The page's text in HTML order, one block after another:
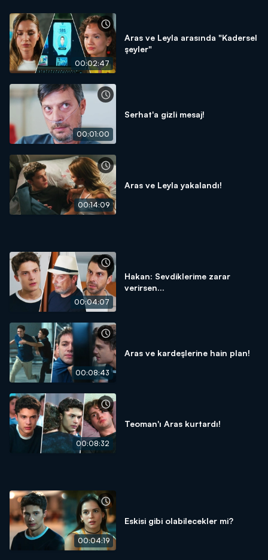
00:02:47
Aras ve Leyla arasında "Kadersel
şeyler"
00:01:00
Serhat'a gizli mesaj!
00:14:09
Aras ve Leyla yakalandı!
00:04:07
Hakan: Sevdiklerime zarar
verirsen...
00:08:43
Aras ve kardeşlerine hain plan!
00:08:32
Teoman'ı Aras kurtardı!
00:04:19
Eskisi gibi olabilecekler mi?